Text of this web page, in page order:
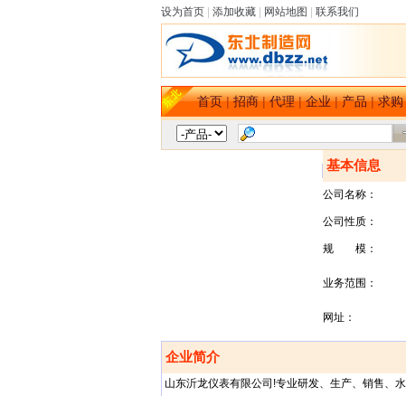
设为首页 添加收藏 网站地图 联系我们
首页|招商|代理|企业|产品|求购
基本信息
公司名称：
公司性质：
规 模：
业务范围：
网址：
企业简介
山东沂龙仪表有限公司!专业研发、生产、销售、